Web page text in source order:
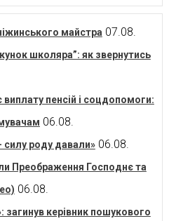
майстра 07.08.
школяра”: як звернутись
виплату пенсій і соцдопомоги:
06.08.
силу роду давали» 06.08.
Преображення Господнє та
06.08.
загинув керівник пошукового